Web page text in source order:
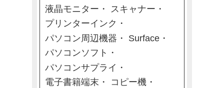
液晶モニター
スキャナー
プリンターインク
パソコン周辺機器
Surface
パソコンソフト
パソコンサプライ
電子書籍端末
コピー機